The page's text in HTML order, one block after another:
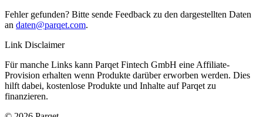
Fehler gefunden? Bitte sende Feedback zu den dargestellten Daten
an daten@parqet.com.
Link Disclaimer
Für manche Links kann Parqet Fintech GmbH eine Affiliate-
Provision erhalten wenn Produkte darüber erworben werden. Dies
hilft dabei, kostenlose Produkte und Inhalte auf Parqet zu
finanzieren.